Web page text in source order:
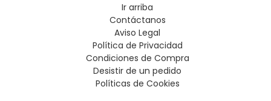
Ir arriba
Contáctanos
Aviso Legal
Política de Privacidad
Condiciones de Compra
Desistir de un pedido
Políticas de Cookies